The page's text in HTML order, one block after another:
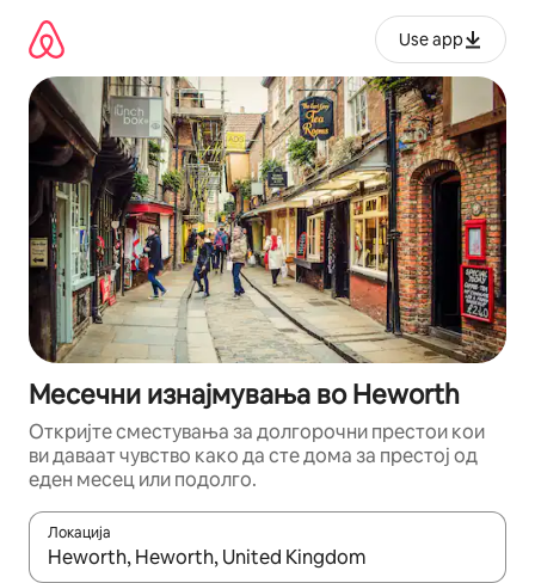
содржина
Use app
Месечни изнајмувања во Heworth
Откријте сместувања за долгорочни престои кои
ви даваат чувство како да сте дома за престој од
еден месец или подолго.
Локација
Кога резултатите се достапни, движете се со копчињата